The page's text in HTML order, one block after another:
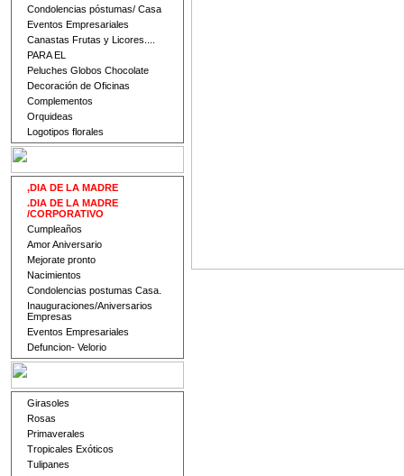
Condolencias póstumas/ Casa
Eventos Empresariales
Canastas Frutas y Licores....
PARA EL
Peluches Globos Chocolate
Decoración de Oficinas
Complementos
Orquideas
Logotipos florales
,DIA DE LA MADRE
.DIA DE LA MADRE
/CORPORATIVO
Cumpleaños
Amor Aniversario
Mejorate pronto
Nacimientos
Condolencias postumas Casa.
Inauguraciones/Aniversarios
Empresas
Eventos Empresariales
Defuncion- Velorio
Girasoles
Rosas
Primaverales
Tropicales Exóticos
Tulipanes